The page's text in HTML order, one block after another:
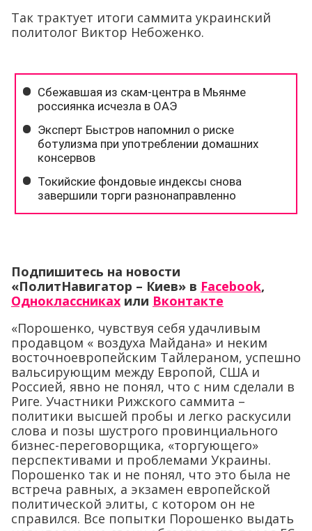
Так трактует итоги саммита украинский
политолог Виктор Небоженко.
Подпишитесь на новости
«ПолитНавигатор – Киев» в Facebook,
Одноклассниках или Вконтакте
«Порошенко, чувствуя себя удачливым
продавцом « воздуха Майдана» и неким
восточноевропейским Тайлераном, успешно
вальсирующим между Европой, США и
Россией, явно не понял, что с ним сделали в
Риге. Участники Рижского саммита –
политики высшей пробы и легко раскусили
слова и позы шустрого провинциального
бизнес-переговорщика, «торгующего»
перспективами и проблемами Украины.
Порошенко так и не понял, что это была не
встреча равных, а экзамен европейской
политической элиты, с котором он не
справился. Все попытки Порошенко выдать